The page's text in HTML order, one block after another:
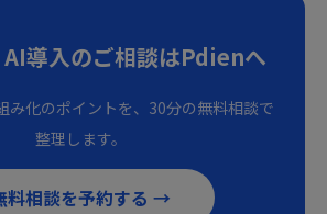
導入のご相談はPdienへ
み化のポイントを、30分の無料相談で
整理します。
料相談を予約する →